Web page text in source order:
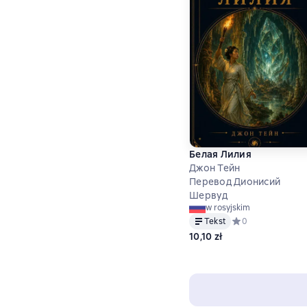
Белая Лилия
Джон Тейн
Перевод Дионисий
Шервуд
w rosyjskim
Tekst
Средний рейтинг
0
10,10 zł